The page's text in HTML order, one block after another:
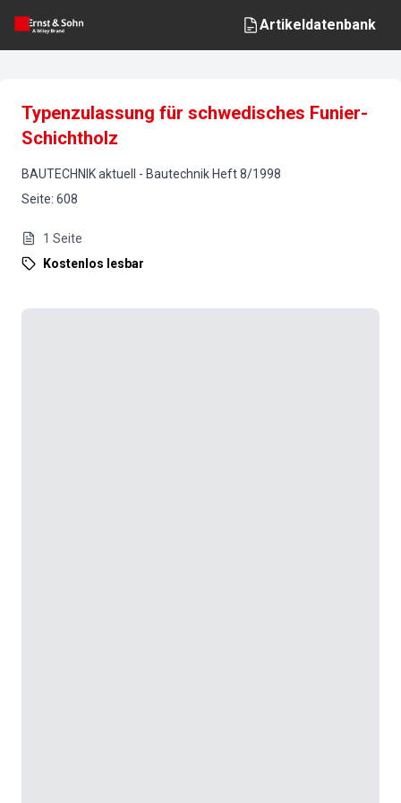
Artikeldatenbank
Typenzulassung für schwedisches Funier-
Schichtholz
BAUTECHNIK aktuell - Bautechnik Heft8/1998
Seite: 608
1 Seite
Kostenlos lesbar